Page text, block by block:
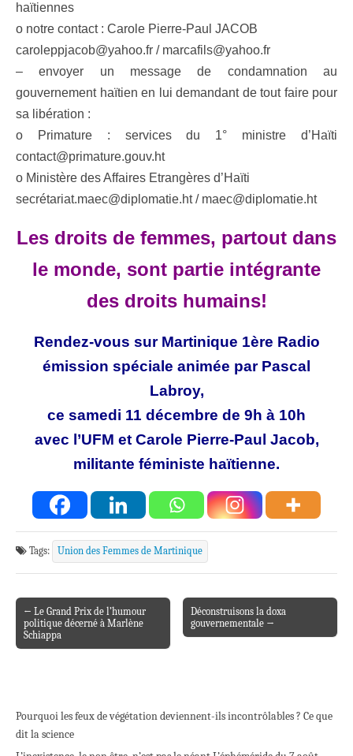
haïtiennes
o notre contact : Carole Pierre-Paul JACOB
caroleppjacob@yahoo.fr / marcafils@yahoo.fr
– envoyer un message de condamnation au
gouvernement haïtien en lui demandant de tout faire pour
sa libération :
o Primature : services du 1° ministre d’Haïti
contact@primature.gouv.ht
o Ministère des Affaires Etrangères d’Haïti
secrétariat.maec@diplomatie.ht / maec@diplomatie.ht
Les droits de femmes, partout dans
le monde, sont partie intégrante
des droits humains!
Rendez-vous sur Martinique 1ère Radio
émission spéciale animée par Pascal
Labroy,
ce samedi 11 décembre de 9h à 10h
avec l’UFM et Carole Pierre-Paul Jacob,
militante féministe haïtienne.
Tags: Union des Femmes de Martinique
Post navigation
← Le Grand Prix de l’humour
politique décerné à Marlène
Schiappa
Déconstruisons la doxa
gouvernementale →
Pourquoi les feux de végétation deviennent-ils incontrôlables ? Ce que
dit la science